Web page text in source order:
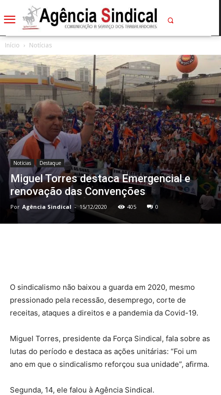
Início Notícias
Notícias Destaque
Miguel Torres destaca Emergencial e
renovação das Convenções
Por Agência Sindical - 15/12/2020 405 0
O sindicalismo não baixou a guarda em 2020, mesmo
pressionado pela recessão, desemprego, corte de
receitas, ataques a direitos e a pandemia da Covid-19.
Miguel Torres, presidente da Força Sindical, fala sobre as
lutas do período e destaca as ações unitárias: “Foi um
ano em que o sindicalismo reforçou sua unidade”, afirma.
Segunda, 14, ele falou à Agência Sindical.